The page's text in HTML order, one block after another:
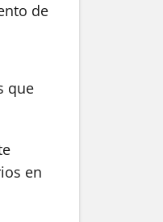
de
que
en